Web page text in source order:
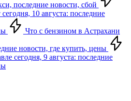
последние новости, сбой
10 августа: последние
Что с бензином в Астрахани
новости, где купить, цены
сегодня, 9 августа: последние